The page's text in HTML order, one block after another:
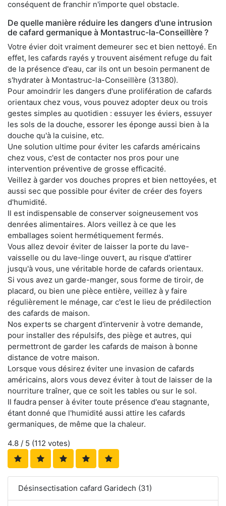
conséquent de franchir n'importe quel obstacle.
De quelle manière réduire les dangers d'une intrusion
de cafard germanique à Montastruc-la-Conseillère ?
Votre évier doit vraiment demeurer sec et bien nettoyé. En
effet, les cafards rayés y trouvent aisément refuge du fait
de la présence d'eau, car ils ont un besoin permanent de
s'hydrater à Montastruc-la-Conseillère (31380).
Pour amoindrir les dangers d'une prolifération de cafards
orientaux chez vous, vous pouvez adopter deux ou trois
gestes simples au quotidien : essuyer les éviers, essuyer
les sols de la douche, essorer les éponge aussi bien à la
douche qu'à la cuisine, etc.
Une solution ultime pour éviter les cafards américains
chez vous, c'est de contacter nos pros pour une
intervention préventive de grosse efficacité.
Veillez à garder vos douches propres et bien nettoyées, et
aussi sec que possible pour éviter de créer des foyers
d'humidité.
Il est indispensable de conserver soigneusement vos
denrées alimentaires. Alors veillez à ce que les
emballages soient hermétiquement fermés.
Vous allez devoir éviter de laisser la porte du lave-
vaisselle ou du lave-linge ouvert, au risque d'attirer
jusqu'à vous, une véritable horde de cafards orientaux.
Si vous avez un garde-manger, sous forme de tiroir, de
placard, ou bien une pièce entière, veillez à y faire
régulièrement le ménage, car c'est le lieu de prédilection
des cafards de maison.
Nos experts se chargent d'intervenir à votre demande,
pour installer des répulsifs, des piège et autres, qui
permettront de garder les cafards de maison à bonne
distance de votre maison.
Lorsque vous désirez éviter une invasion de cafards
américains, alors vous devez éviter à tout de laisser de la
nourriture traîner, que ce soit les tables ou sur le sol.
Il faudra penser à éviter toute présence d'eau stagnante,
étant donné que l'humidité aussi attire les cafards
germaniques, de même que la chaleur.
4.8 / 5 (112 votes)
Désinsectisation cafard Garidech (31)